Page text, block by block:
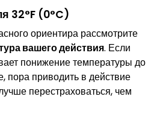
32°F (0°C)
ориентира рассмотрите
вашего действия. Если
понижение температуры до
пора приводить в действие
перестраховаться, чем